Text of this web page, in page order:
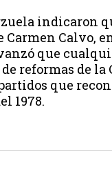
indicaron
Carmen Calvo,
que
reformas de la
que
1978.